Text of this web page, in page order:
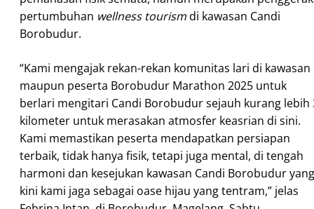
pertumbuhan wellness tourismdi kawasan Candi
Borobudur.
“Kami mengajak rekan-rekan komunitas lari di kawasan
maupun peserta Borobudur Marathon 2025 untuk
berlari mengitari Candi Borobudur sejauh kurang lebih
kilometer untuk merasakan atmosfer keasrian di sini.
Kami memastikan peserta mendapatkan persiapan
terbaik, tidak hanya fisik, tetapi juga mental, di tengah
harmoni dan kesejukan kawasan Candi Borobudur yang
kini kami jaga sebagai oase hijau yang tentram,” jelas